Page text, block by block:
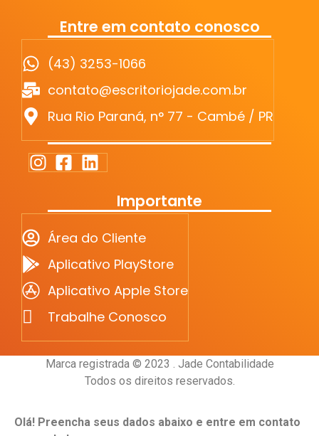
Entre em contato conosco
(43) 3253-1066
contato@escritoriojade.com.br
Rua Rio Paraná, n° 77 - Cambé / PR
Importante
Área do Cliente
Aplicativo PlayStore
Aplicativo Apple Store
Trabalhe Conosco
Marca registrada © 2023 . Jade Contabilidade
Todos os direitos reservados.
Olá! Preencha seus dados abaixo e entre em contato